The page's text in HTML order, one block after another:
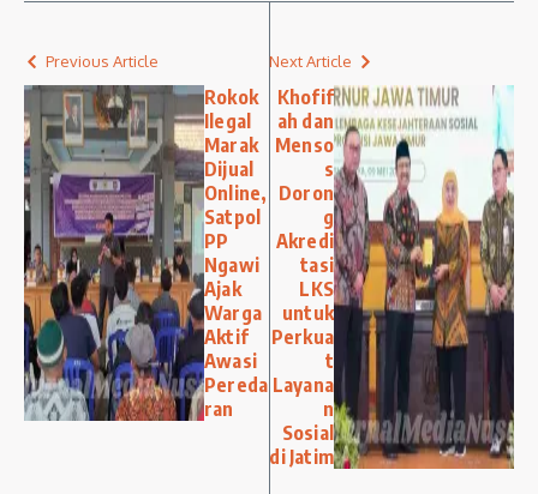
Previous Article
Rokok
Ilegal
Marak
Dijual
Online,
Satpol
PP
Ngawi
Ajak
Warga
Aktif
Awasi
Pereda
ran
Next Article
Khofif
ah dan
Menso
s
Doron
g
Akredi
tasi
LKS
untuk
Perkua
t
Layana
n
Sosial
di Jatim